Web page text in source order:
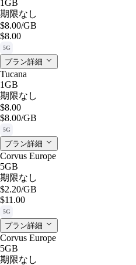
1GB
期限なし
$8.00/GB
$8.00
5G
プラン詳細
Tucana
1GB
期限なし
$8.00
$8.00/GB
5G
プラン詳細
Corvus Europe
5GB
期限なし
$2.20/GB
$11.00
5G
プラン詳細
Corvus Europe
5GB
期限なし